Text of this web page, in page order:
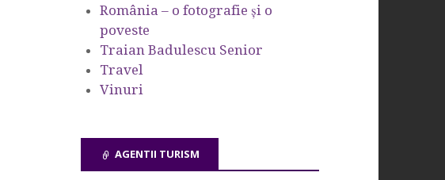
România – o fotografie şi o
poveste
Traian Badulescu Senior
Travel
Vinuri
AGENTII TURISM